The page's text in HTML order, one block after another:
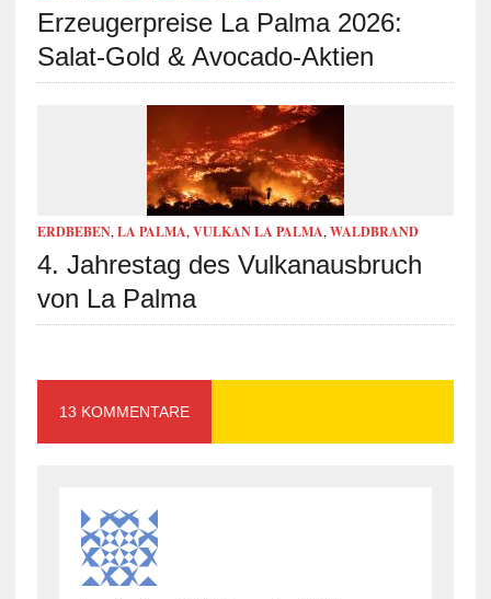
Erzeugerpreise La Palma 2026:
Salat-Gold & Avocado-Aktien
ERDBEBEN, LA PALMA, VULKAN LA PALMA, WALDBRAND
4. Jahrestag des Vulkanausbruch
von La Palma
13 KOMMENTARE